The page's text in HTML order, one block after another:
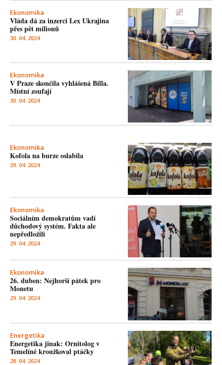
Ekonomika
Vláda dá za inzerci Lex Ukrajina
přes pět milionů
30. 04. 2024
Ekonomika
V Praze skončila vyhlášená Billa.
Místní zoufají
30. 04. 2024
Ekonomika
Kofola na burze oslabila
29. 04. 2024
Ekonomika
Sociálním demokratům vadí
důchodový systém. Fakta ale
nepředložili
29. 04. 2024
Ekonomika
26. duben: Nejhorší pátek pro
Monetu
29. 04. 2024
Energetika
Energetika jinak: Ornitolog v
Temelíně kroužkoval ptáčky
28. 04. 2024